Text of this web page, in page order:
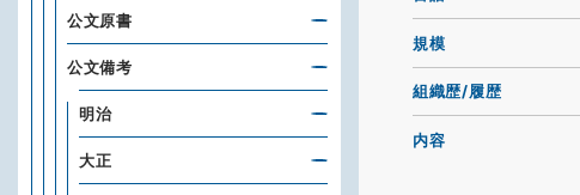
規模
組織歴/履歴
内容
公文原書
公文備考
明治
大正